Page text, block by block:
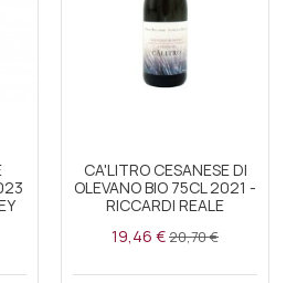
CA'LITRO CESANESE DI
OLEVANO BIO 75CL 2021 -
RICCARDI REALE
19,46 €20,70 €